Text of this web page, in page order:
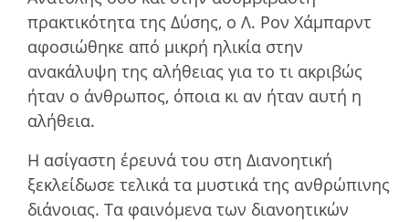
πρακτικότητα της Δύσης, ο Λ. Ρον Χάμπαρντ
αφοσιώθηκε από µικρή ηλικία στην
ανακάλυψη της αλήθειας για το τι ακριβώς
ήταν ο άνθρωπος, όποια κι αν ήταν αυτή η
αλήθεια.
Η ασίγαστη έρευνά του στη Διανοητική
ξεκλείδωσε τελικά τα µυστικά της ανθρώπινης
διάνοιας. Τα φαινόµενα των διανοητικών